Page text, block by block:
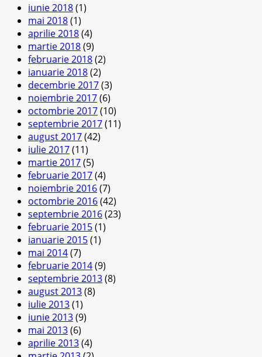
iunie 2018(1)
mai 2018(1)
aprilie 2018(4)
martie 2018(9)
februarie 2018(2)
ianuarie 2018(2)
decembrie 2017(3)
noiembrie 2017(6)
octombrie 2017(10)
septembrie 2017(11)
august 2017(42)
iulie 2017(11)
martie 2017(5)
februarie 2017(4)
noiembrie 2016(7)
octombrie 2016(42)
septembrie 2016(23)
februarie 2015(1)
ianuarie 2015(1)
mai 2014(7)
februarie 2014(9)
septembrie 2013(8)
august 2013(8)
iulie 2013(1)
iunie 2013(9)
mai 2013(6)
aprilie 2013(4)